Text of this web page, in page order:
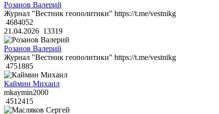
Розанов Валерий
Журнал "Вестник геополитики" https://t.me/vestnikg
4684052
21.04.2026 13319
Розанов Валерий
Журнал "Вестник геополитики" https://t.me/vestnikg
4751885
Каймин Михаил
mkaymin2000
4512415